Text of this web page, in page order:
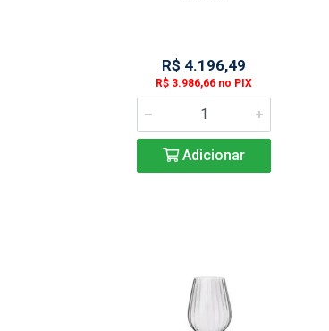
R$ 4.196,49
R$ 3.986,66 no PIX
Adicionar